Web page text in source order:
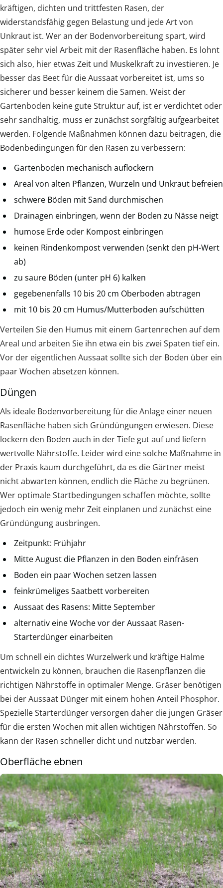
kräftigen, dichten und trittfesten Rasen, der
widerstandsfähig gegen Belastung und jede Art von
Unkraut ist. Wer an der Bodenvorbereitung spart, wird
später sehr viel Arbeit mit der Rasenfläche haben. Es lohnt
sich also, hier etwas Zeit und Muskelkraft zu investieren. Je
besser das Beet für die Aussaat vorbereitet ist, ums so
sicherer und besser keinem die Samen. Weist der
Gartenboden keine gute Struktur auf, ist er verdichtet oder
sehr sandhaltig, muss er zunächst sorgfältig aufgearbeitet
werden. Folgende Maßnahmen können dazu beitragen, die
Bodenbedingungen für den Rasen zu verbessern:
Gartenboden mechanisch auflockern
Areal von alten Pflanzen, Wurzeln und Unkraut befreien
schwere Böden mit Sand durchmischen
Drainagen einbringen, wenn der Boden zu Nässe neigt
humose Erde oder Kompost einbringen
keinen Rindenkompost verwenden (senkt den pH-Wert
ab)
zu saure Böden (unter pH 6) kalken
gegebenenfalls 10 bis 20 cm Oberboden abtragen
mit 10 bis 20 cm Humus/Mutterboden aufschütten
Verteilen Sie den Humus mit einem Gartenrechen auf dem
Areal und arbeiten Sie ihn etwa ein bis zwei Spaten tief ein.
Vor der eigentlichen Aussaat sollte sich der Boden über ein
paar Wochen absetzen können.
Düngen
Als ideale Bodenvorbereitung für die Anlage einer neuen
Rasenfläche haben sich Gründüngungen erwiesen. Diese
lockern den Boden auch in der Tiefe gut auf und liefern
wertvolle Nährstoffe. Leider wird eine solche Maßnahme in
der Praxis kaum durchgeführt, da es die Gärtner meist
nicht abwarten können, endlich die Fläche zu begrünen.
Wer optimale Startbedingungen schaffen möchte, sollte
jedoch ein wenig mehr Zeit einplanen und zunächst eine
Gründüngung ausbringen.
Zeitpunkt: Frühjahr
Mitte August die Pflanzen in den Boden einfräsen
Boden ein paar Wochen setzen lassen
feinkrümeliges Saatbett vorbereiten
Aussaat des Rasens: Mitte September
alternativ eine Woche vor der Aussaat Rasen-
Starterdünger einarbeiten
Um schnell ein dichtes Wurzelwerk und kräftige Halme
entwickeln zu können, brauchen die Rasenpflanzen die
richtigen Nährstoffe in optimaler Menge. Gräser benötigen
bei der Aussaat Dünger mit einem hohen Anteil Phosphor.
Spezielle Starterdünger versorgen daher die jungen Gräser
für die ersten Wochen mit allen wichtigen Nährstoffen. So
kann der Rasen schneller dicht und nutzbar werden.
Oberfläche ebnen